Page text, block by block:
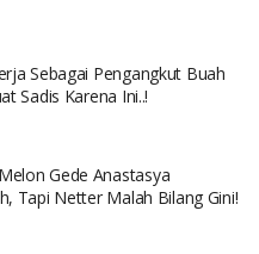
Sebagai Pengangkut Buah
Sadis Karena Ini..!
Gede Anastasya
Tapi Netter Malah Bilang Gini!